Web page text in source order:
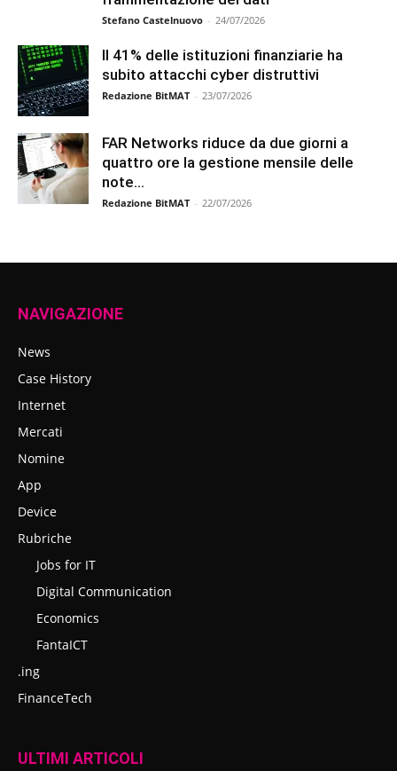
Stefano Castelnuovo - 24/07/2026
Il 41% delle istituzioni finanziarie ha
subito attacchi cyber distruttivi
Redazione BitMAT - 23/07/2026
FAR Networks riduce da due giorni a
quattro ore la gestione mensile delle
note...
Redazione BitMAT - 22/07/2026
NAVIGAZIONE
News
Case History
Internet
Mercati
Nomine
App
Device
Rubriche
Jobs for IT
Digital Communication
Economics
FantaICT
.ing
FinanceTech
ULTIMI ARTICOLI